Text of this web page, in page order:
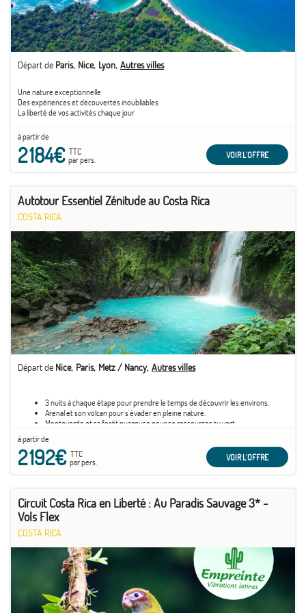
Départ de Paris Nice Lyon Autres villes
Une nature exceptionnelle
Des expériences et découvertes inoubliables
La liberté de vos activités chaque jour
à partir de
2 184€TTC
par pers.
VOIR L'OFFRE
Autotour Essentiel Zénitude au Costa Rica
COSTA RICA
Départ de Nice Paris Metz / Nancy Autres villes
3 nuits à chaque étape pour prendre le temps de découvrir les environs.
Arenal et son volcan pour s'évader en pleine nature.
Monteverde et sa forêt nuageuse pour se ressourcer au vert.
Des établissements au cœur d'une végétation luxuriante, pour des moments
de zénitude.
à partir de
2 192€TTC
par pers.
VOIR L'OFFRE
Circuit Costa Rica en Liberté : Au Paradis Sauvage 3* -
Vols Flex
COSTA RICA